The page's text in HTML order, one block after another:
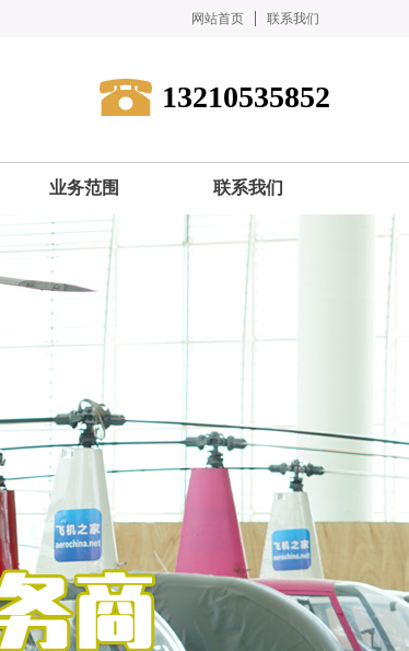
网站首页 联系我们
13210535852
业务范围 联系我们